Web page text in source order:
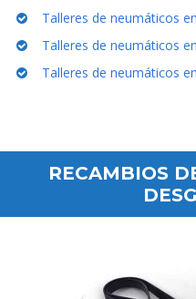
Talleres de neumáticos
Talleres de neumáticos
Talleres de neumáticos
RECAMBIOS